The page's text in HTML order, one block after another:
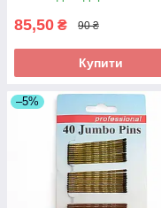
85,50 ₴ 90 ₴
Купити
–5%